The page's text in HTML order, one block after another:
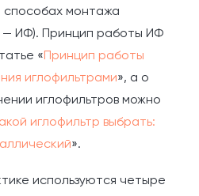
способах монтажа
— ИФ). Принцип работы ИФ
« Принцип работы
иглофильтрами», а о
иглофильтров можно
иглофильтр выбрать:
».
используются четыре